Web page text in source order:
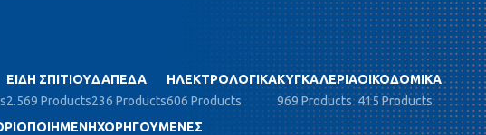
ΕΊΔΗ ΣΠΙΤΙΟΎ
2.569 Products
ΔΆΠΕΔΑ
236 Products
ΗΛΕΚΤΡΟΛΟΓΙΚΆ
606 Products
ΚΥΓΚΑΛΕΡΊΑ
969 Products
ΟΙΚΟΔΟΜΙΚΆ
415 Products
ΧΟΡΗΓΟΎΜΕΝΕΣ